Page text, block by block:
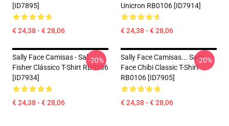
[ID7895]
€ 24,38 - € 28,06
Unicron RB0106 [ID7914]
€ 24,38 - € 28,06
Sally Face Camisas - Sal
Fisher Clássico T-Shirt RB0106
[ID7934]
€ 24,38 - € 28,06
-20%
Sally Face Camisas... Sally
Face Chibi Classic T-Shirt
RB0106 [ID7905]
€ 24,38 - € 28,06
-20%